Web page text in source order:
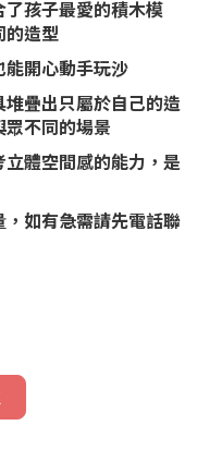
孩子最愛的積木模
的造型
開心動手玩沙
疊出只屬於自己的造
不同的場景
體空間感的能力，是
如有急需請先電話聯